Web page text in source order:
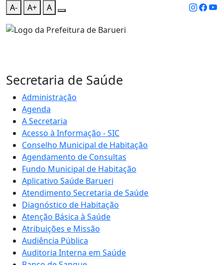
A- A+ A
Secretaria de Saúde
Administração
Agenda
A Secretaria
Acesso à Informação - SIC
Conselho Municipal de Habitação
Agendamento de Consultas
Fundo Municipal de Habitação
Aplicativo Saúde Barueri
Atendimento Secretaria de Saúde
Diagnóstico de Habitação
Atenção Básica à Saúde
Atribuições e Missão
Audiência Pública
Auditoria Interna em Saúde